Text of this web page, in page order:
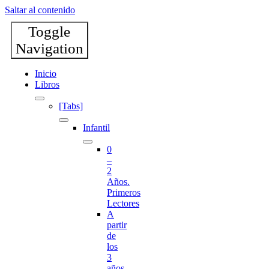
Saltar al contenido
Toggle
Navigation
Inicio
Libros
[Tabs]
Infantil
0
–
2
Años.
Primeros
Lectores
A
partir
de
los
3